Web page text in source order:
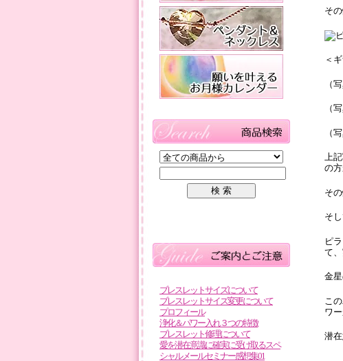
ブレスレットサイズについて
ブレスレットサイズ変更について
プロフィール
浄化＆パワー入れ３つの特徴
ブレスレット修理について
愛を潜在意識に確実に受け取るスペ
シャルメールセミナー感想集01
そ
＜
（
（
（
上
の
そ
そ
ピ
て
金
こ
ワ
潜